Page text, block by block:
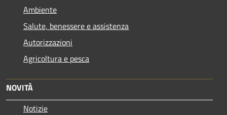
Ambiente
Salute, benessere e assistenza
Autorizzazioni
Agricoltura e pesca
NOVITÀ
Notizie